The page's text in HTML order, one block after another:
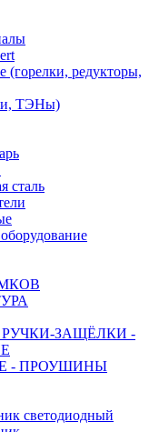
(горелки, редукторы,
ТЭНы)
сталь
ЗАЩЁЛКИ -
- ПРОУШИНЫ
светодиодный